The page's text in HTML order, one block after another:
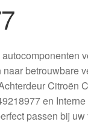
betrouwbare
Citroën
en
passen bij uw